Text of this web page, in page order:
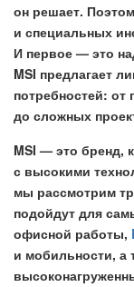
он решает.
и специальных
И первое — это
MSI предлагает
потребностей:
до сложных
MSI — это бренд,
с высокими
мы рассмотрим
подойдут для
офисной работы,
и мобильности, а